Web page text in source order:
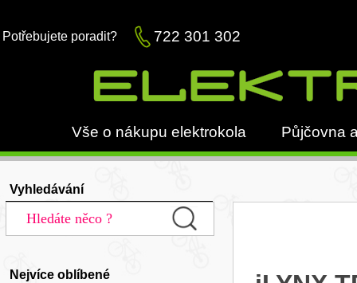
Potřebujete poradit? 722 301 302
Vše o nákupu elektrokola Půjčovna
Vyhledávání
Nejvíce oblíbené